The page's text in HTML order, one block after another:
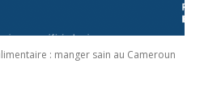
: manger sain au Cameroun